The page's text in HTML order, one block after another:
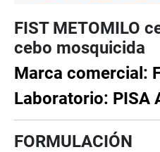
FIST METOMILO
cebo mosquicida
Marca comercial:
Laboratorio: PISA
FORMULACIÓN